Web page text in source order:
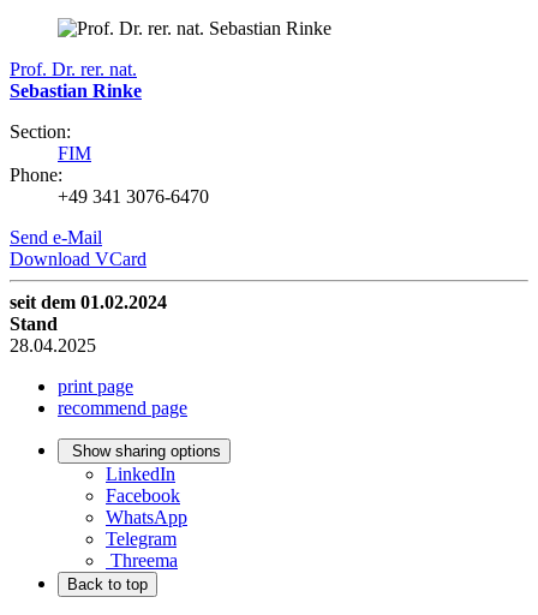
Prof. Dr. rer. nat.
Sebastian Rinke
Section:
FIM
Phone:
+49 341 3076-6470
Send e-Mail
Download VCard
seit dem 01.02.2024
Stand
28.04.2025
print page
recommend page
Show sharing options
LinkedIn
Facebook
WhatsApp
Telegram
Threema
Back to top